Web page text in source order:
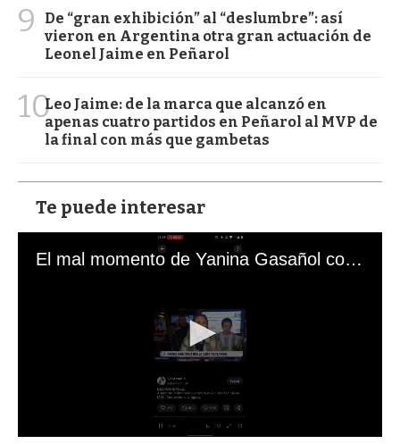
9
De “gran exhibición” al “deslumbre”: así
vieron en Argentina otra gran actuación de
Leonel Jaime en Peñarol
10Leo Jaime: de la marca que alcanzó en
apenas cuatro partidos en Peñarol al MVP de
la final con más que gambetas
Te puede interesar
El mal momento de Yanina Gasañol con un hincha argentino en "Subrayado"